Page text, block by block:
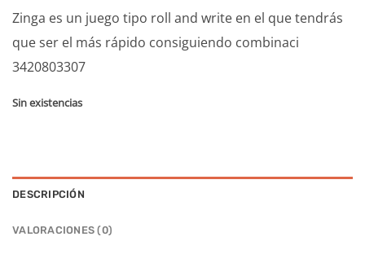
Zinga es un juego tipo roll and write en el que tendrás
que ser el más rápido consiguiendo combinaci
3420803307
Sin existencias
DESCRIPCIÓN
VALORACIONES (0)